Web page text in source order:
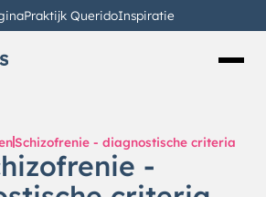
Praktijk QueridoInspiratie
Schizofrenie - diagnostische criteria
-